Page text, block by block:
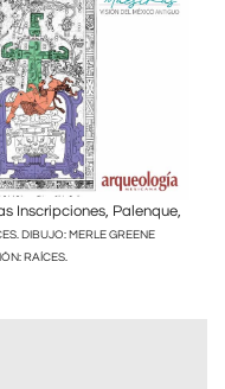
Inscripciones, Palenque,
DIBUJO: MERLE GREENE
RAÍCES.